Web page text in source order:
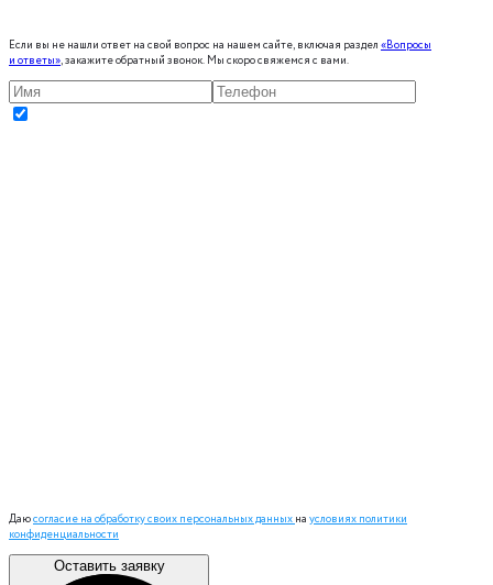
Если вы не нашли ответ на свой вопрос на нашем сайте, включая раздел «Вопросы
и ответы», закажите обратный звонок. Мы скоро свяжемся с вами.
Даюсогласие на обработку своих персональных данныхна условиях политики
конфиденциальности
Оставить заявку